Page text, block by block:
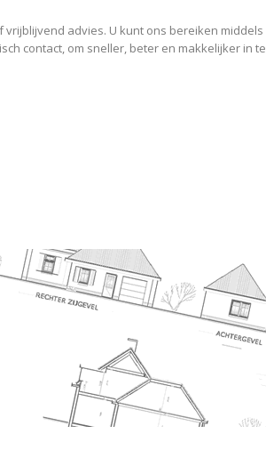
advies. U kunt ons bereiken middels
contact, om sneller, beter en makkelijker in te